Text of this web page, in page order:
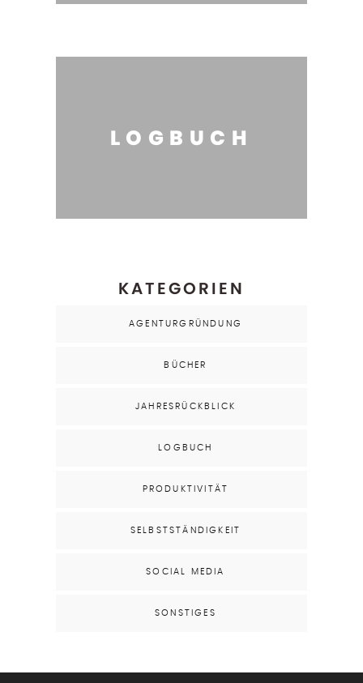
LOGBUCH
KATEGORIEN
AGENTURGRÜNDUNG
BÜCHER
JAHRESRÜCKBLICK
LOGBUCH
PRODUKTIVITÄT
SELBSTSTÄNDIGKEIT
SOCIAL MEDIA
SONSTIGES